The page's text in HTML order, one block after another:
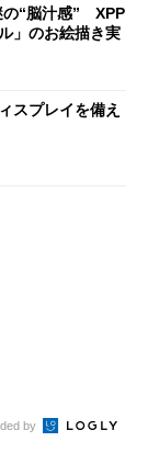
の“脳汁感” XPP
」のお絵描き実
スプレイを備え
by